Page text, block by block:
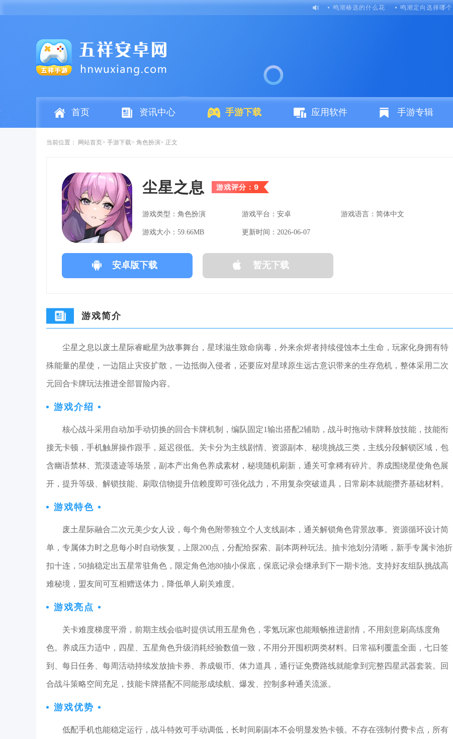
鸣潮椿选的什么花 鸣潮定向选择哪个
首页 资讯中心 手游下载 应用软件 手游专辑
当前位置： 网站首页 手游下载 角色扮演 正文
尘星之息 游戏评分：9
游戏类型：角色扮演 游戏平台：安卓 游戏语言：简体中文
游戏大小：59.66MB 更新时间：2026-06-07
安卓版下载 暂无下载
游戏简介
尘星之息以废土星际睿毗星为故事舞台，星球滋生致命病毒，外来余烬者持续侵蚀本土生命，玩家化身拥有特
殊能量的星使，一边阻止灾疫扩散，一边抵御入侵者，还要应对星球原生远古意识带来的生存危机，整体采用二次
元回合卡牌玩法推进全部冒险内容。
游戏介绍
核心战斗采用自动加手动切换的回合卡牌机制，编队固定1输出搭配2辅助，战斗时拖动卡牌释放技能，技能衔
接无卡顿，手机触屏操作跟手，延迟很低。关卡分为主线剧情、资源副本、秘境挑战三类，主线分段解锁区域，包
含幽语禁林、荒漠遗迹等场景，副本产出角色养成素材，秘境随机刷新，通关可拿稀有碎片。养成围绕星使角色展
开，提升等级、解锁技能、刷取信物提升信赖度即可强化战力，不用复杂突破道具，日常刷本就能攒齐基础材料。
游戏特色
废土星际融合二次元美少女人设，每个角色附带独立个人支线副本，通关解锁角色背景故事。资源循环设计简
单，专属体力时之息每小时自动恢复，上限200点，分配给探索、副本两种玩法。抽卡池划分清晰，新手专属卡池折
扣十连，50抽稳定出五星常驻角色，限定角色池80抽小保底，保底记录会继承到下一期卡池。支持好友组队挑战高
难秘境，盟友间可互相赠送体力，降低单人刷关难度。
游戏亮点
关卡难度梯度平滑，前期主线会临时提供试用五星角色，零氪玩家也能顺畅推进剧情，不用刻意刷高练度角
色。养成压力适中，四星、五星角色升级消耗经验数值一致，不用分开囤积两类材料。日常福利覆盖全面，七日签
到、每日任务、每周活动持续发放抽卡券、养成银币、体力道具，通行证免费路线就能拿到完整四星武器套装。回
合战斗策略空间充足，技能卡牌搭配不同能形成续航、爆发、控制多种通关流派。
游戏优势
低配手机也能稳定运行，战斗特效可手动调低，长时间刷副本不会明显发热卡顿。不存在强制付费卡点，所有